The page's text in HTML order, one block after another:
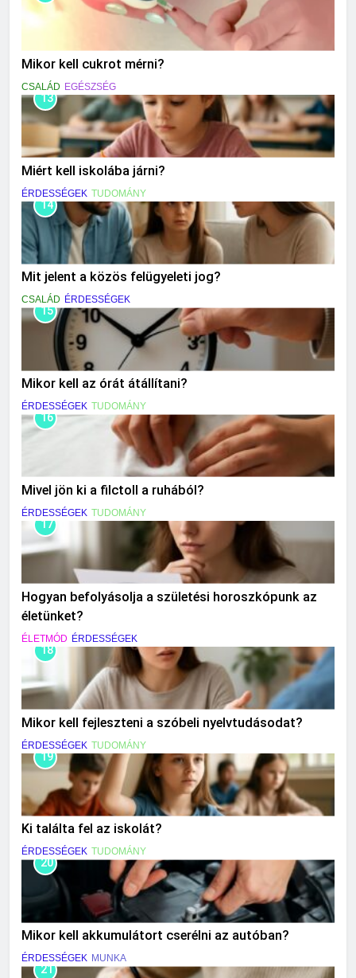
Mikor kell cukrot mérni?
CSALÁD EGÉSZSÉG
13
Miért kell iskolába járni?
ÉRDESSÉGEK TUDOMÁNY
14
Mit jelent a közös felügyeleti jog?
CSALÁD ÉRDESSÉGEK
15
Mikor kell az órát átállítani?
ÉRDESSÉGEK TUDOMÁNY
16
Mivel jön ki a filctoll a ruhából?
ÉRDESSÉGEK TUDOMÁNY
17
Hogyan befolyásolja a születési horoszkópunk az
életünket?
ÉLETMÓD ÉRDESSÉGEK
18
Mikor kell fejleszteni a szóbeli nyelvtudásodat?
ÉRDESSÉGEK TUDOMÁNY
19
Ki találta fel az iskolát?
ÉRDESSÉGEK TUDOMÁNY
20
Mikor kell akkumulátort cserélni az autóban?
ÉRDESSÉGEK MUNKA
21